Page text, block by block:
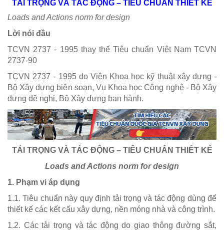
TẢI TRỌNG VÀ TÁC ĐỘNG – TIÊU CHUẨN THIẾT KẾ
Loads and Actions norm for design
Lời nói đầu
TCVN 2737 - 1995 thay thế Tiêu chuẩn Việt Nam TCVN
2737-90
TCVN 2737 - 1995 do Viện Khoa học kỹ thuật xây dựng -
Bộ Xây dựng biên soạn, Vụ Khoa học Công nghệ - Bộ Xây
dựng đề nghị, Bộ Xây dựng ban hành.
TẢI TRỌNG VÀ TÁC ĐỘNG – TIÊU CHUẨN THIẾT KẾ
Loads and Actions norm for design
1. Phạm vi áp dụng
1.1. Tiêu chuẩn này quy định tải trọng và tác động dùng để
thiết kế các kết cấu xây dựng, nền móng nhà và công trình.
1.2. Các tải trọng và tác động do giao thông đường sắt,